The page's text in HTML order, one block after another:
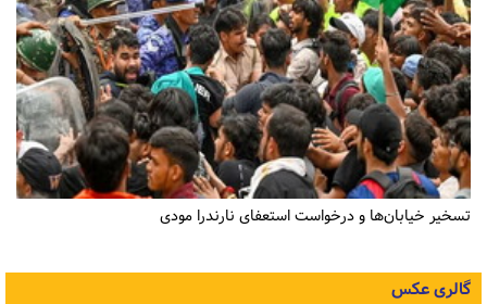
تسخیر خیابان‌ها و درخواست استعفای نارندرا مودی
گالری عکس